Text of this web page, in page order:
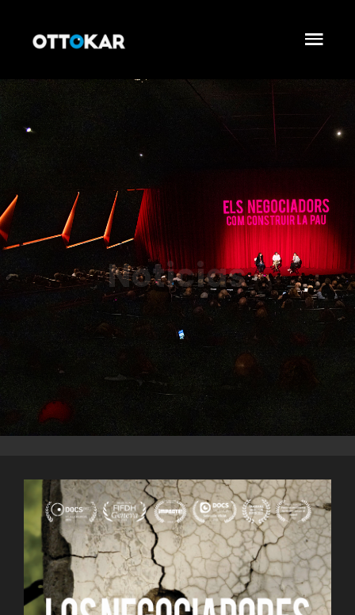
Noticias